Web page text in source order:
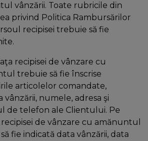
vânzării. Toate rubricile din
privind Politica Rambursărilor
recipisei trebuie să fie
recipisei de vânzare cu
trebuie să fie înscrise
articolelor comandate,
vânzării, numele, adresa şi
de telefon ale Clientului. Pe
de vânzare cu amănuntul
fie indicată data vânzării, data